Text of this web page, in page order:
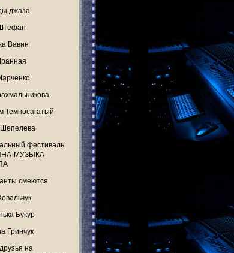
джаза
Вавин
Темносагатый
фестиваль
МУЗЫКА-
смеются
Букур
Гринчук
на